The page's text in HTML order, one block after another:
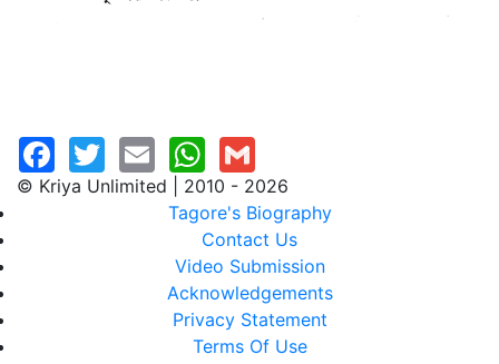
© Kriya Unlimited | 2010 - 2026
Tagore's Biography
Contact Us
Video Submission
Acknowledgements
Privacy Statement
Terms Of Use